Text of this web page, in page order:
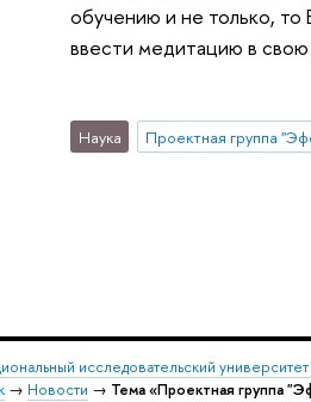
обучению и не только, то
ввести медитацию в свою
Наука
исследовательский
→ Новости → Тема «Проектная группа